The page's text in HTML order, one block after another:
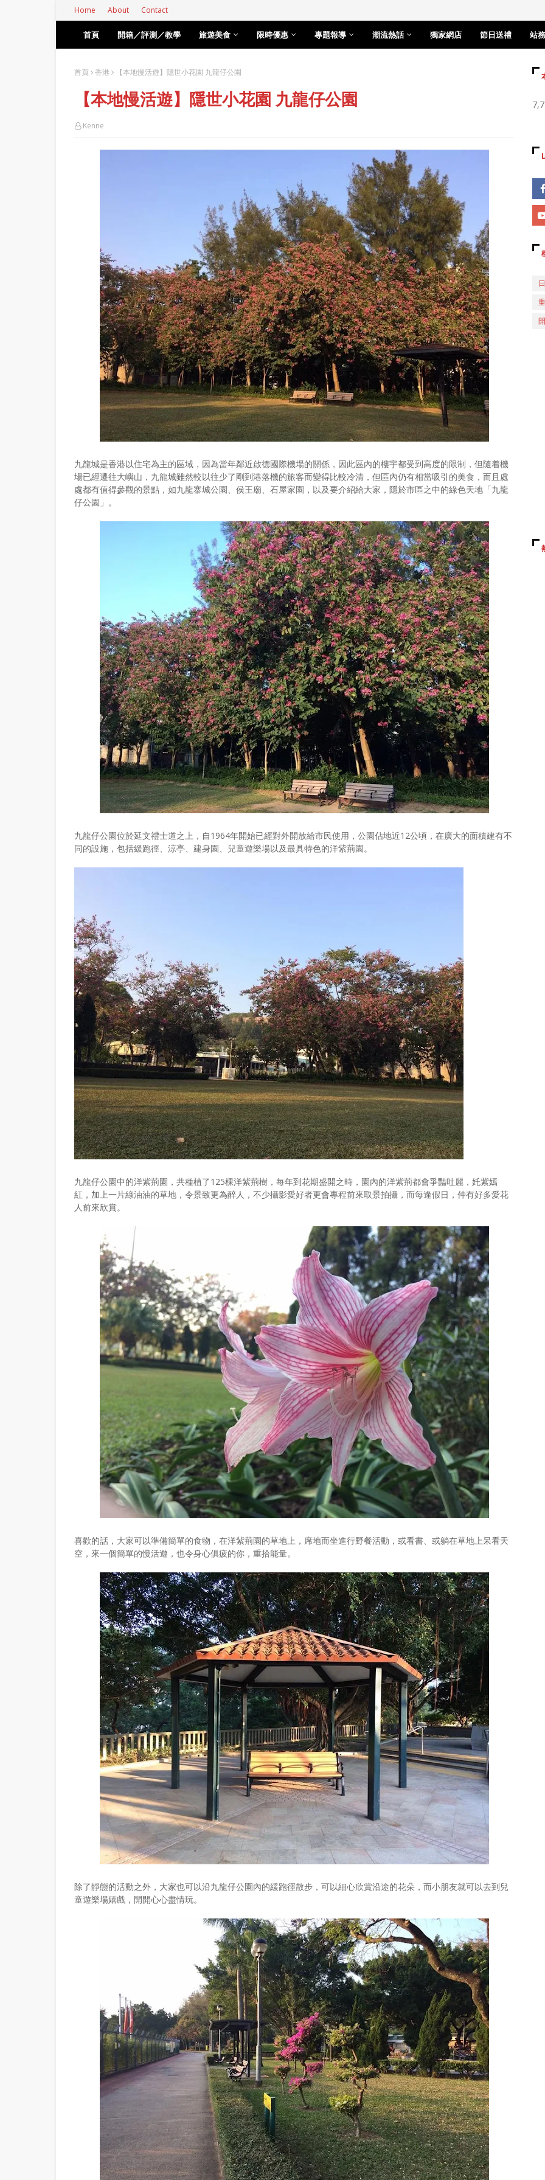
Home About Contact
首頁 開箱／評測／教學 旅遊美食 限時優惠 專題報導 潮流熱話 獨家網店 節日送禮 站
首頁 香港 【本地慢活遊】隱世小花園 九龍仔公園
【本地慢活遊】隱世小花園 九龍仔公園
Kenne
九龍城是香港以住宅為主的區域，因為當年鄰近啟德國際機場的關係，因此區內的樓宇都受到高度的限制，但隨着機
場已經遷往大嶼山，九龍城雖然較以往少了剛到港落機的旅客而變得比較冷清，但區內仍有相當吸引的美食，而且處
處都有值得參觀的景點，如九龍寨城公園、侯王廟、石屋家園，以及要介紹給大家，隱於市區之中的綠色天地「九龍
仔公園」。
九龍仔公園位於延文禮士道之上，自1964年開始已經對外開放給市民使用，公園佔地近12公頃，在廣大的面積建有不
同的設施，包括緩跑徑、涼亭、建身園、兒童遊樂場以及最具特色的洋紫荊園。
九龍仔公園中的洋紫荊園，共種植了125棵洋紫荊樹，每年到花期盛開之時，園內的洋紫荊都會爭豔吐麗，奼紫嫣
紅，加上一片綠油油的草地，令景致更為醉人，不少攝影愛好者更會專程前來取景拍攝，而每逢假日，仲有好多愛花
人前來欣賞。
喜歡的話，大家可以準備簡單的食物，在洋紫荊園的草地上，席地而坐進行野餐活動，或看書、或躺在草地上呆看天
空，來一個簡單的慢活遊，也令身心俱疲的你，重拾能量。
除了靜態的活動之外，大家也可以沿九龍仔公園內的緩跑徑散步，可以細心欣賞沿途的花朵，而小朋友就可以去到兒
童遊樂場嬉戲，開開心心盡情玩。